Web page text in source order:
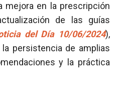
mejora en la prescripción
de las guías
del Día 10/06/2024),
persistencia de amplias
y la práctica